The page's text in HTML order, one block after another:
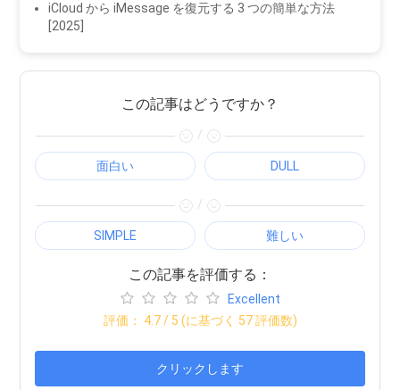
iCloud から iMessage を復元する 3 つの簡単な方法
[2025]
この記事はどうですか？
/
面白い DULL
/
SIMPLE 難しい
この記事を評価する：
Excellent
評価： 4.7/ 5 (に基づく 57評価数)
クリックします